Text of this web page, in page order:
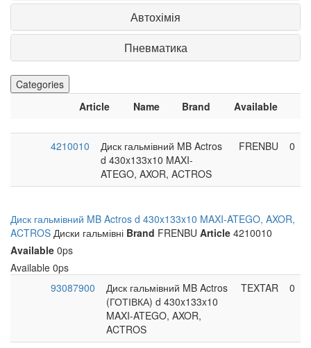
Автохімія
Пневматика
Categories
Article
Name Brand Available
4210010
Диск гальмівний MB Actros
d 430x133x10 MAXI-
ATEGO, AXOR, ACTROS
FRENBU 0
Диск гальмівний MB Actros d 430x133x10 MAXI-ATEGO, AXOR,
ACTROS Диски гальмівні Brand FRENBU Article 4210010
Available 0ps
Available 0ps
93087900
Диск гальмівний MB Actros
(ГОТІВКА) d 430x133x10
MAXI-ATEGO, AXOR,
ACTROS
TEXTAR 0